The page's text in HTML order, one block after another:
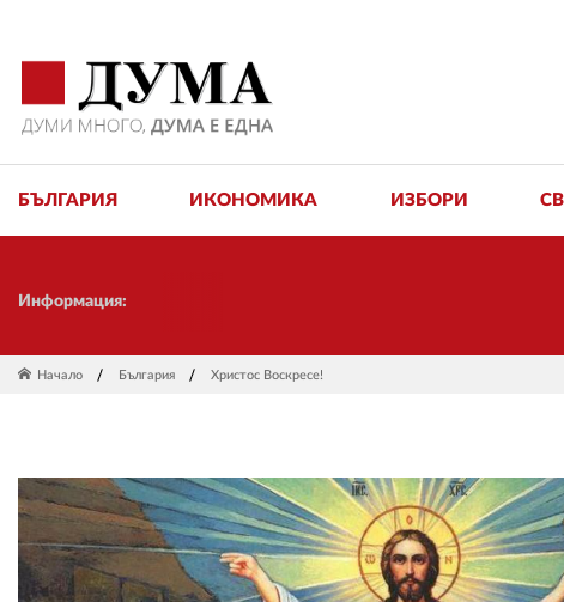
БЪЛГАРИЯ ИКОНОМИКА ИЗБОРИ
Информация:
Начало България Христос Воскресе!